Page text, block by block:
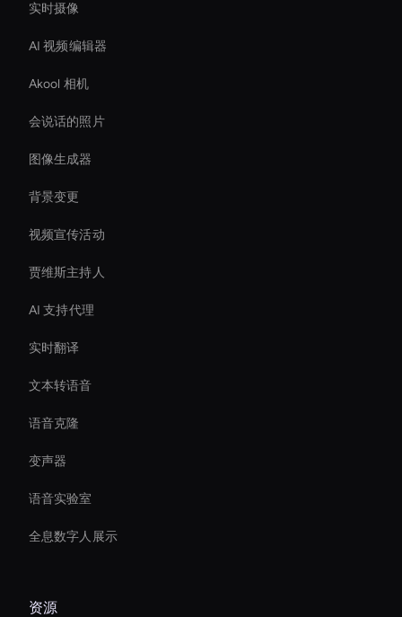
实时摄像
AI 视频编辑器
Akool 相机
会说话的照片
图像生成器
背景变更
视频宣传活动
贾维斯主持人
AI 支持代理
实时翻译
文本转语音
语音克隆
变声器
语音实验室
全息数字人展示
资源